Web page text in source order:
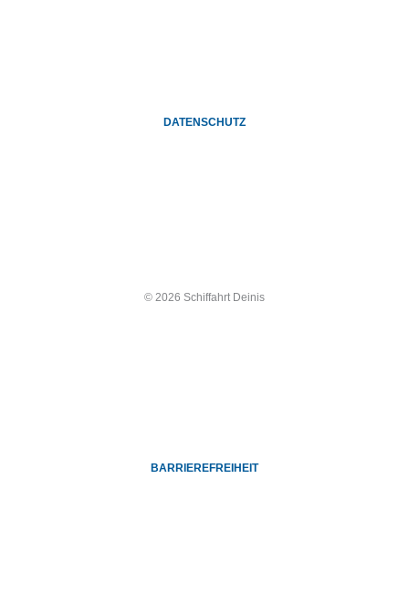
DATENSCHUTZ
© 2026 Schiffahrt Deinis
BARRIEREFREIHEIT